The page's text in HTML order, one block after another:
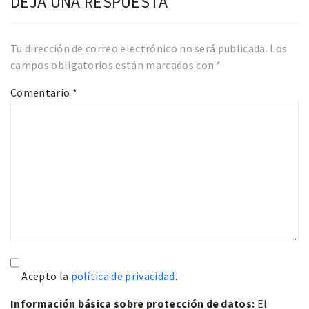
Tu dirección de correo electrónico no será publicada. Los
campos obligatorios están marcados con *
Comentario *
Acepto la política de privacidad.
Información básica sobre protección de datos: El